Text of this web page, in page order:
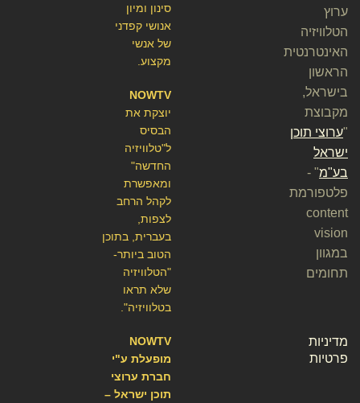
סינון ומיון
אנושי קפדני
של אנשי
מקצוע.
NOWTV
יוצקת את
הבסיס
ל"טלוויזיה
החדשה"
ומאפשרת
לקהל הרחב
לצפות,
בעברית, בתוכן
הטוב ביותר-
"הטלוויזיה
שלא תראו
בטלוויזיה".
NOWTV
מופעלת ע"י
חברת ערוצי
תוכן ישראל –
ערוץ
הטלוויזיה
האינטרנטית
הראשון
בישראל,
מקבוצת
"ערוצי תוכן
ישראל
בע"מ" -
פלטפורמת
content
vision
במגוון
תחומים
מדיניות
פרטיות